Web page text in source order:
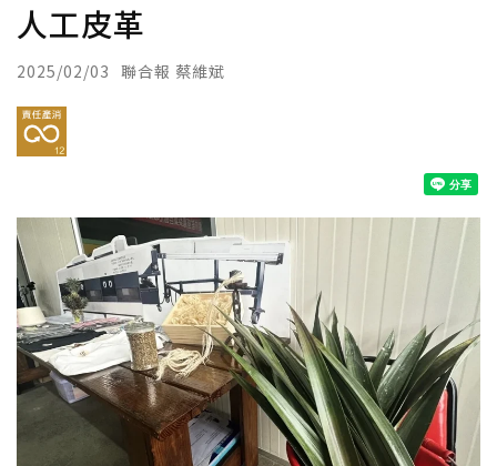
人工皮革
2025/02/03 聯合報 蔡維斌